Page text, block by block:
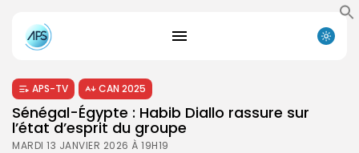
APS-TV CAN 2025
Sénégal-Égypte : Habib Diallo rassure sur
l’état d’esprit du groupe
MARDI 13 JANVIER 2026 À 19H19